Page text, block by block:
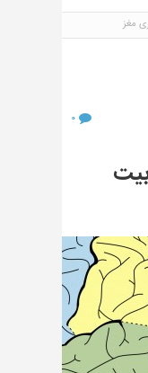
مغز
۰